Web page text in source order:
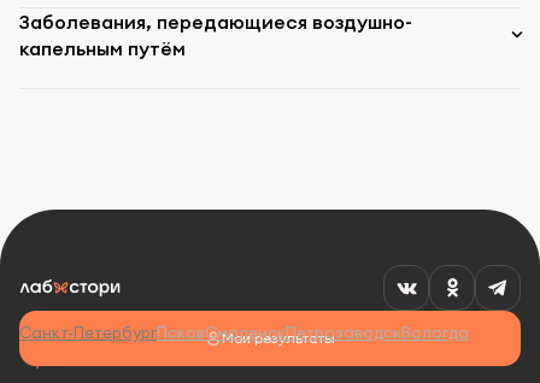
Заболевания, передающиеся воздушно-
капельным путём
Мои результаты
Санкт-ПетербургПсковСмоленскПетрозаводскВологда